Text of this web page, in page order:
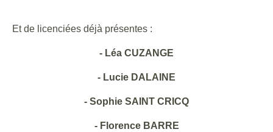
Et de licenciées déjà présentes :
- Léa CUZANGE
- Lucie DALAINE
- Sophie SAINT CRICQ
- Florence BARRE